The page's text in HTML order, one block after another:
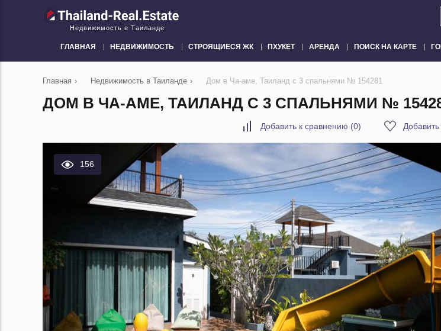
Недвижимость в Таиланде
ГЛАВНАЯ НЕДВИЖИМОСТЬ СТРОЯЩИЕСЯ ЖК ПХУКЕТ АРЕНДА ПОИСК НА КАРТЕ
Главная › Недвижимость в Таиланде › Дом в Ча-аме, Таиланд с 3 спальнями № 154281
ДОМ В ЧА-АМЕ, ТАИЛАНД С 3 СПАЛЬНЯМИ №
Добавить к сравнению (0)
156